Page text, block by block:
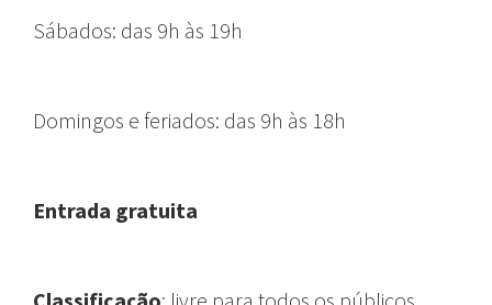
Sábados: das 9h às 19h
Domingos e feriados: das 9h às 18h
Entrada gratuita